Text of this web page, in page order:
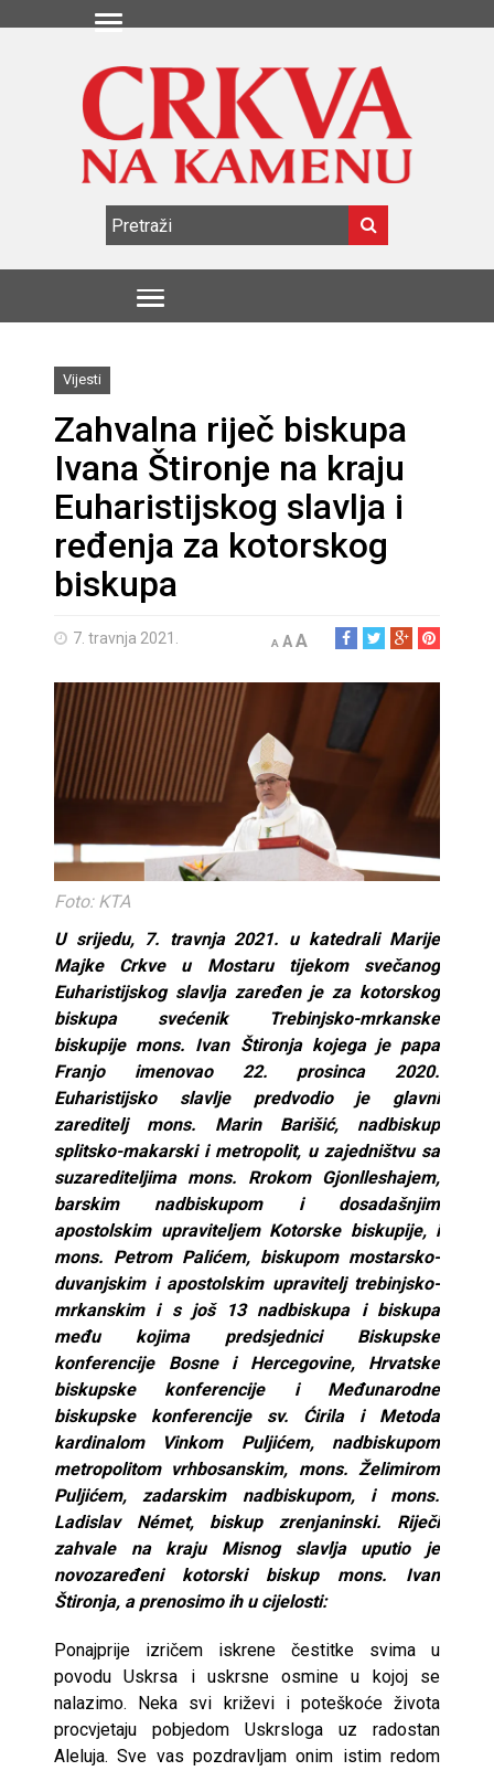
Vijesti
Zahvalna riječ biskupa
Ivana Štironje na kraju
Euharistijskog slavlja i
ređenja za kotorskog
biskupa
7. travnja 2021. A AA
Foto: KTA
U srijedu, 7. travnja 2021. u katedrali Marije
Majke Crkve u Mostaru tijekom svečanog
Euharistijskog slavlja zaređen je za kotorskog
biskupa svećenik Trebinjsko-mrkanske
biskupije mons. Ivan Štironja kojega je papa
Franjo imenovao 22. prosinca 2020.
Euharistijsko slavlje predvodio je glavni
zareditelj mons. Marin Barišić, nadbiskup
splitsko-makarski i metropolit, u zajedništvu sa
suzarediteljima mons. Rrokom Gjonlleshajem,
barskim nadbiskupom i dosadašnjim
apostolskim upraviteljem Kotorske biskupije, i
mons. Petrom Palićem, biskupom mostarsko-
duvanjskim i apostolskim upravitelj trebinjsko-
mrkanskim i s još 13 nadbiskupa i biskupa
među kojima predsjednici Biskupske
konferencije Bosne i Hercegovine, Hrvatske
biskupske konferencije i Međunarodne
biskupske konferencije sv. Ćirila i Metoda
kardinalom Vinkom Puljićem, nadbiskupom
metropolitom vrhbosanskim, mons. Želimirom
Puljićem, zadarskim nadbiskupom, i mons.
Ladislav Német, biskup zrenjaninski. Riječi
zahvale na kraju Misnog slavlja uputio je
novozaređeni kotorski biskup mons. Ivan
Štironja, a prenosimo ih u cijelosti:
Ponajprije izričem iskrene čestitke svima u
povodu Uskrsa i uskrsne osmine u kojoj se
nalazimo. Neka svi križevi i poteškoće života
procvjetaju pobjedom Uskrsloga uz radostan
Aleluja. Sve vas pozdravljam onim istim redom